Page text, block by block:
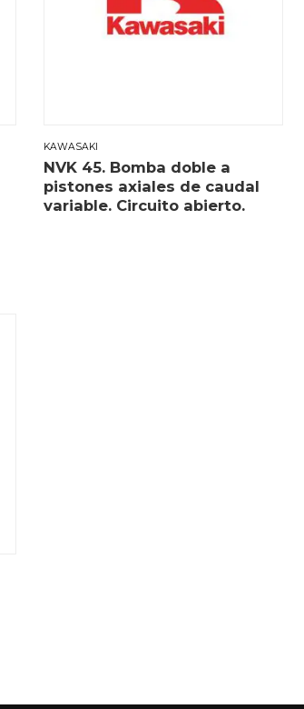
KAWASAKI
NVK 45. Bomba doble a
pistones axiales de caudal
variable. Circuito abierto.